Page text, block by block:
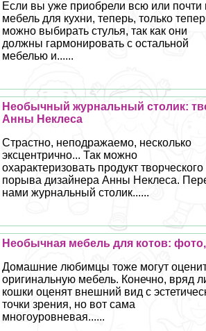
Если вы уже приобрели всю или почти
мебель для кухни, теперь, только
можно выбирать стулья, так как они
должны гармонировать с остальной
мебелью и......
Необычный журнальный столик:
Анны Неклеса
Страстно, неподражаемо, несколько
эксцентрично... Так можно
охаpaктеризовать продукт творческого
порыва дизайнера Анны Неклеса.
нами журнальный столик......
Необычная мебель для котов:
Домашние любимцы тоже могут
оригинальную мебель. Конечно, вряд
кошки оценят внешний вид с
точки зрения, но вот сама
многоуровневая......